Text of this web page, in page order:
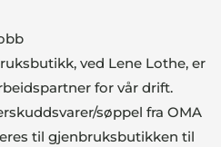
ved Lene Lothe, er
for vår drift.
søppel fra OMA
til gjenbruksbutikken til